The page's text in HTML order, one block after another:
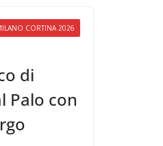
CORTINA 2026
di
Palo con